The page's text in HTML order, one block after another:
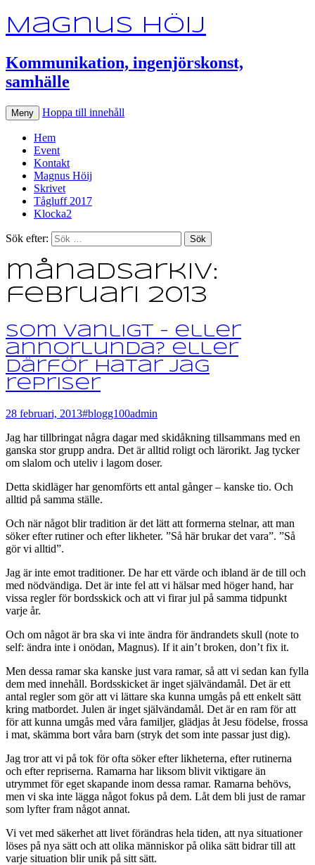
Magnus Höij
Kommunikation, ingenjörskonst,
samhälle
Meny Hoppa till innehåll
Hem
Event
Kontakt
Magnus Höij
Skrivet
Tågluff 2017
Klocka2
Sök efter:
månadsarkiv:
februari 2013
Som vanligt – eller
annorlunda? eller
Därför hatar jag
repriser
28 februari, 2013#blogg100admin
Jag har tillbringat några dagar med skidåkning tillsammans med en
ganska stor grupp andra. Det är alltid roligt och lärorikt. Jag tycker
om slalom och uteliv i lagom doser.
Detta skidläger har genomförts ett antal gånger – kanske tio. Och
alltid på samma ställe.
Och när något blir tradition är det lätt att formerna stelnar, att man
söker efter rutiner och efter likheter. ”Så här brukar det vara”. ”Så
gör vi alltid”.
Jag är inte emot traditioner. De har ett värde och ibland är de till och
med nödvändiga. Det är inte fel att vi hälsar med höger hand, har
vissa regler för bordsskick och att vi firar jul på samma tidpunkt
varje år.
Och om något är bra ska vi inte ändra för ändrandets skull (note to
self: ändra inte i onödan, Magnus). If it ain’t broken, don’t fix it.
Men dessa ramar ska kanske just vara ramar, så att vi sedan kan fylla
dem med innehåll. Bordsskicket är inget självändamål. Det är ett
antal regler som gör att vi lättare ska kunna umgås på ett enkelt sätt
kring matbordet. Julen är inget självändamål. Det är en ram för att
för att kunna umgås med våra familjer, glädjas åt Jesu födelse, frossa
i mat, skämma bort våra barn (stryk det som inte passar just dig).
Jag tror att vi på tok för ofta söker efter likheterna, efter rutinerna
och efter repriserna. Ramarna har liksom blivit viktigare än
utrymmet för eget skapande inom dessa ramar. Ramarna behövs,
men vi ska inte lägga något fokus på dem. Låt dem bli just de ramar
som lyfter fram något annat.
Vi vet med säkerhet att livet förändras hela tiden, att nya situationer
löses på nya sätt och att olika människor på olika sätt bidrar till att
varje situation blir unik på sitt sätt.